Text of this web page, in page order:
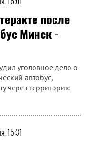
после
Минск -
уголовное дело о
автобус,
через территорию
15:31